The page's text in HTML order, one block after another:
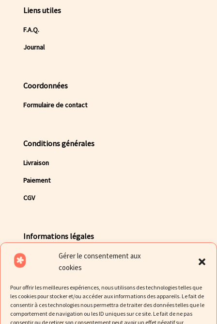
Gérer le consentement aux
cookies
Pour offrir les meilleures expériences, nous utilisons des technologies telles que
les cookies pour stocker et/ou accéder aux informations des appareils. Le fait de
consentir à ces technologies nous permettra de traiter des données telles que le
comportement de navigation ou les ID uniques sur ce site. Le fait de ne pas
consentir ou de retirer son consentement peut avoir un effet négatif sur
Liens utiles
F.A.Q.
Journal
Coordonnées
Formulaire de contact
Conditions générales
Livraison
Paiement
CGV
Informations légales
Mentions légales
Politique de cookies